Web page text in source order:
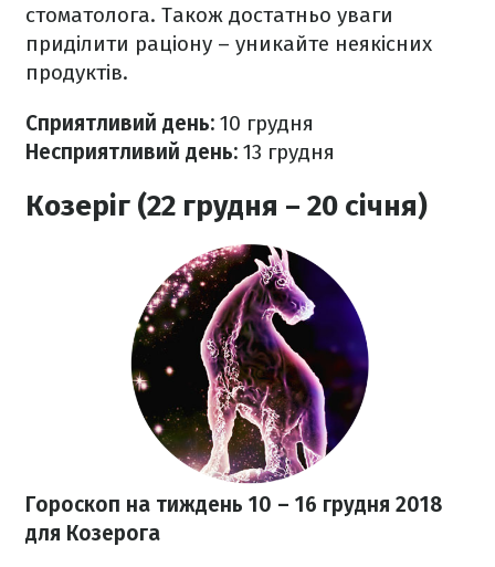
стоматолога. Також достатньо уваги
приділити раціону – уникайте неякісних
продуктів.
Сприятливий день: 10 грудня
Несприятливий день: 13 грудня
Козеріг (22 грудня – 20 січня)
Гороскоп на тиждень 10 – 16 грудня 2018
для Козерога